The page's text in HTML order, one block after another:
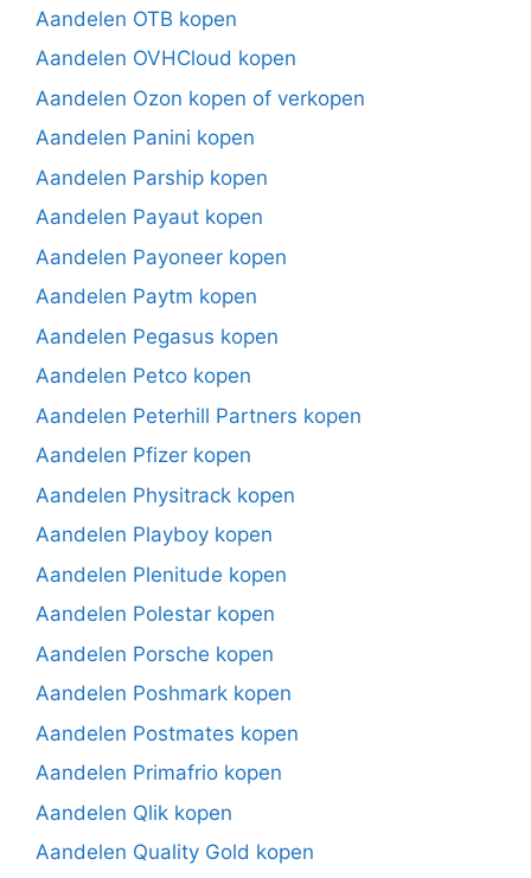
Aandelen OTB kopen
Aandelen OVHCloud kopen
Aandelen Ozon kopen of verkopen
Aandelen Panini kopen
Aandelen Parship kopen
Aandelen Payaut kopen
Aandelen Payoneer kopen
Aandelen Paytm kopen
Aandelen Pegasus kopen
Aandelen Petco kopen
Aandelen Peterhill Partners kopen
Aandelen Pfizer kopen
Aandelen Physitrack kopen
Aandelen Playboy kopen
Aandelen Plenitude kopen
Aandelen Polestar kopen
Aandelen Porsche kopen
Aandelen Poshmark kopen
Aandelen Postmates kopen
Aandelen Primafrio kopen
Aandelen Qlik kopen
Aandelen Quality Gold kopen